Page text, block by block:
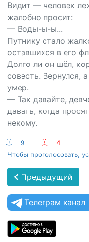
Видит — человек
жалобно просит:
— Воды-ы-ы...
Путнику стало
оставшихся в его
Долго ли он шёл,
совесть. Вернулся,
умер.
— Так давайте,
давать, когда
некому.
:-) 9 :-(
4
Чтобы проголосовать,
Предыдущий
Телеграм канал